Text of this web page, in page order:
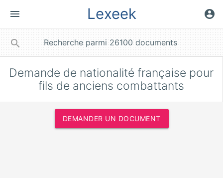
menu Lexeek account_circle
search
Demande de nationalité française pour
fils de anciens combattants
DEMANDER UN DOCUMENT